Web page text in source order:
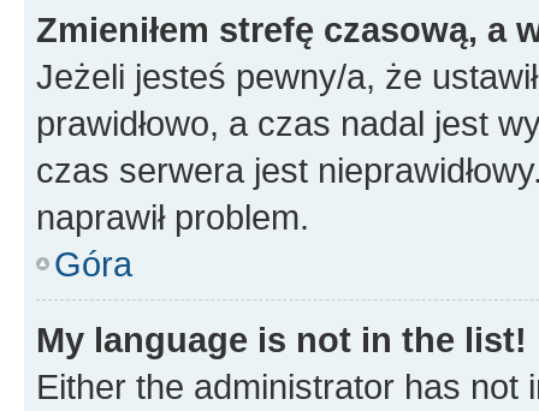
Zmieniłem strefę czasową, a
Jeżeli jesteś pewny/a, że
prawidłowo, a czas nadal jest
czas serwera jest
naprawił problem.
Góra
My language is not in the list!
Either the administrator has not